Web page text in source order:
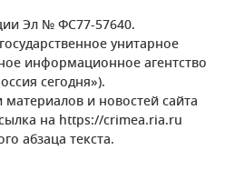
Эл № ФС77-57640.
унитарное
информационное агентство
сегодня»).
и новостей сайта
на https://crimea.ria.ru
абзаца текста.